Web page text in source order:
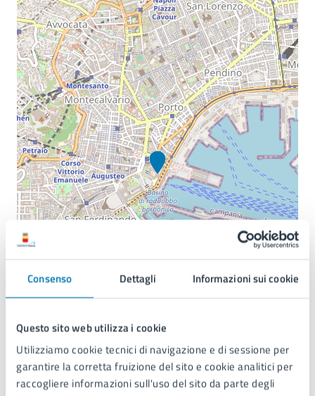
Consenso Dettagli Informazioni sui cookie
Questo sito web utilizza i cookie
Utilizziamo cookie tecnici di navigazione e di sessione per
garantire la corretta fruizione del sito e cookie analitici per
raccogliere informazioni sull'uso del sito da parte degli